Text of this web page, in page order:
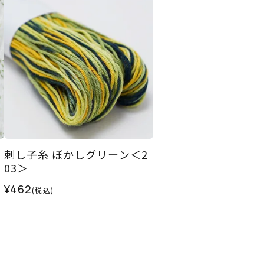
刺し子糸 ぼかしグリーン＜2
03＞
¥462(税込)